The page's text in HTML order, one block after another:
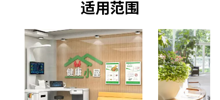
适用范围